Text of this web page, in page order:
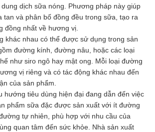
dịch sữa nóng. Phương pháp này giúp
tan và phân bố đồng đều trong sữa, tạo ra
đồng nhất về hương vị.
khác nhau có thể được sử dụng trong sản
đường kính, đường nâu, hoặc các loại
như siro ngô hay mật ong. Mỗi loại đường
vị riêng và có tác động khác nhau đến
của sản phẩm.
hướng tiêu dùng hiện đại đang dẫn đến việc
phẩm sữa đặc được sản xuất với ít đường
tự nhiên, phù hợp với nhu cầu của
quan tâm đến sức khỏe. Nhà sản xuất